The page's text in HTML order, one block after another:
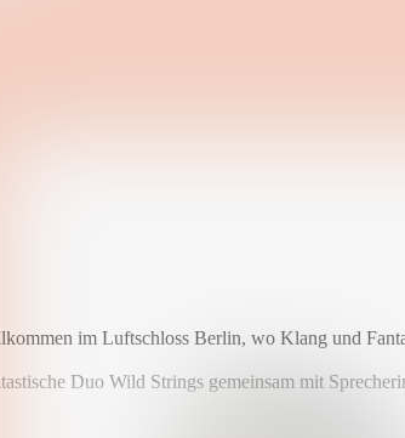
im Luftschloss Berlin, wo Klang und
Duo Wild Strings gemeinsam mit